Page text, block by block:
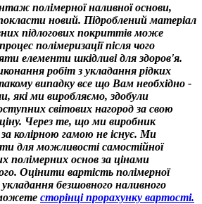
полімерної наливної основи,
новий. Підроблений матеріал
підлогових покриттів може
полімеризації після чого
елементи шкідливі для здоров'я.
робіт з укладання рідких
випадку все що Вам необхідно -
які ми виробляємо, здобули
світових нагород за свою
Через те, що ми виробник
колірною гамою не існує. Ми
для можливості самостійної
полімерних основ за цінами
Оцінити вартість полімерної
безшовного наливного
сторінці прорахунку вартості.